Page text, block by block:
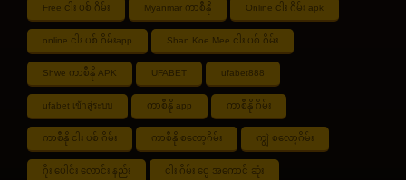
Free ငါး ပစ် ဂိမ်း Myanmar ကာစီနို Online ငါး ဂိမ်း apk
online ငါး ပစ် ဂိမ်းapp Shan Koe Mee ငါး ပစ် ဂိမ်း
Shwe ကာစီနို APK UFABET ufabet888
ufabet เข้าสู่ระบบ ကာစီနို app ကာစီနို ဂိမ်း
ကာစီနို ငါး ပစ် ဂိမ်း ကာစီနို စလော့ဂိမ်း ကျွဲ စလော့ဂိမ်း
ဂိုး ပေါင်း လောင်း နည်း ငါး ဂိမ်း ငွေ အကောင် ဆုံး